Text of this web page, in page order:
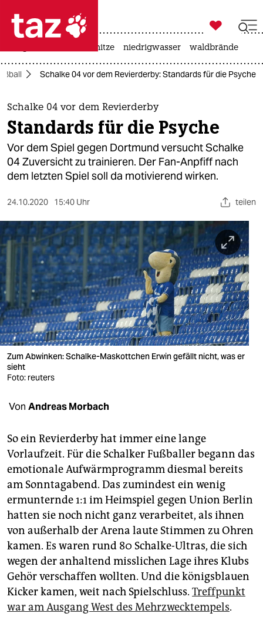
 taz zahl ich
taz zahl ich
themen
politik
öko
gesellschaft
sport
berlin
nord
wahrheit
verlag
verlag
shop
fragen & hilfe
unterstützen
abo
genossenschaft
epaper login

taz zahl ich
hitze niedrigwasser waldbrände
Schalke 04 vor dem Revierderby: Standards für die Psyche
Schalke 04 vor dem Revierderby
Standards für die Psyche
Vor dem Spiel gegen Dortmund versucht Schalke
04 Zuversicht zu trainieren. Der Fan-Anpfiff nach
dem letzten Spiel soll da motivierend wirken.
24.10.2020 15:40 Uhr teilen
Zum Abwinken: Schalke-Maskottchen Erwin gefällt nicht, was er
sieht
Foto: reuters
Von Andreas Morbach
So ein Revierderby hat immer eine lange
Vorlaufzeit. Für die Schalker Fußballer begann das
emotionale Aufwärmprogramm diesmal bereits
am Sonntagabend. Das zumindest ein wenig
ermunternde 1:1 im Heimspiel gegen Union Berlin
hatten sie noch nicht ganz verarbeitet, als ihnen
von außerhalb der Arena laute Stimmen zu Ohren
kamen. Es waren rund 80 Schalke-Ultras, die sich
wegen der anhaltend misslichen Lage ihres Klubs
Gehör verschaffen wollten. Und die königsblauen
Kicker kamen, weit nach Spielschluss. Treffpunkt
war am Ausgang West des Mehrzwecktempels.